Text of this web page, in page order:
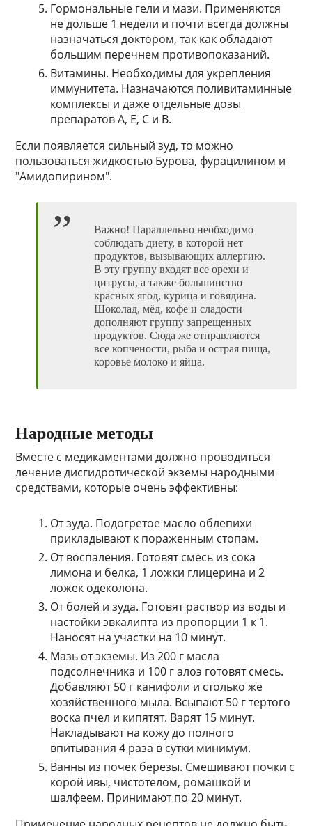
Гормональные гели и мази. Применяются
не дольше 1 недели и почти всегда должны
назначаться доктором, так как обладают
большим перечнем противопоказаний.
Витамины. Необходимы для укрепления
иммунитета. Назначаются поливитаминные
комплексы и даже отдельные дозы
препаратов А, Е, С и В.
Если появляется сильный зуд, то можно
пользоваться жидкостью Бурова, фурацилином и
"Амидопирином".
Важно! Параллельно необходимо
соблюдать диету, в которой нет
продуктов, вызывающих аллергию.
В эту группу входят все орехи и
цитрусы, а также большинство
красных ягод, курица и говядина.
Шоколад, мёд, кофе и сладости
дополняют группу запрещенных
продуктов. Сюда же отправляются
все копчености, рыба и острая пища,
коровье молоко и яйца.
Народные методы
Вместе с медикаментами должно проводиться
лечение дисгидротической экземы народными
средствами, которые очень эффективны:
От зуда. Подогретое масло облепихи
прикладывают к пораженным стопам.
От воспаления. Готовят смесь из сока
лимона и белка, 1 ложки глицерина и 2
ложек одеколона.
От болей и зуда. Готовят раствор из воды и
настойки эвкалипта из пропорции 1 к 1.
Наносят на участки на 10 минут.
Мазь от экземы. Из 200 г масла
подсолнечника и 100 г алоэ готовят смесь.
Добавляют 50 г канифоли и столько же
хозяйственного мыла. Всыпают 50 г тертого
воска пчел и кипятят. Варят 15 минут.
Накладывают на кожу до полного
впитывания 4 раза в сутки минимум.
Ванны из почек березы. Смешивают почки с
корой ивы, чистотелом, ромашкой и
шалфеем. Принимают по 20 минут.